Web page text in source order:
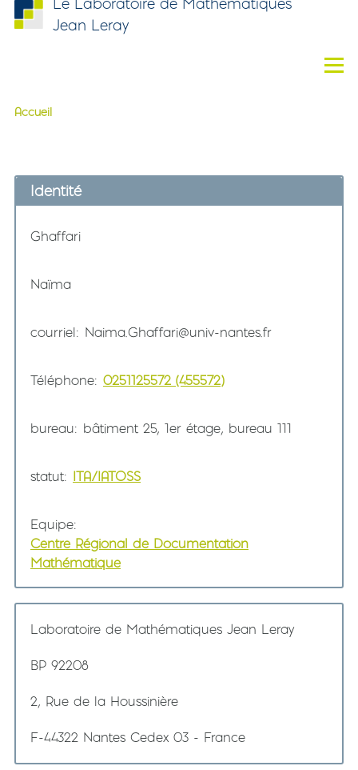
Aller au contenu principal
Jean Leray
Fil d'Ariane
Accueil
Identité
Nom
Ghaffari
Prénom
Naïma
courriel Naima.Ghaffari@univ-nantes.fr
Téléphone 0251125572 (455572)
bureau bâtiment 25, 1er étage, bureau 111
statut ITA/IATOSS
Equipe
Centre Régional de Documentation
Mathématique
Laboratoire de Mathématiques Jean Leray
BP 92208
2, Rue de la Houssinière
F-44322 Nantes Cedex 03 - France